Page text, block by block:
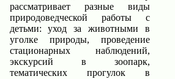
рассматривает разные виды
природоведческой работы с
детьми: уход за животными в
уголке природы, проведение
стационарных наблюдений,
экскурсий в зоопарк,
тематических прогулок в